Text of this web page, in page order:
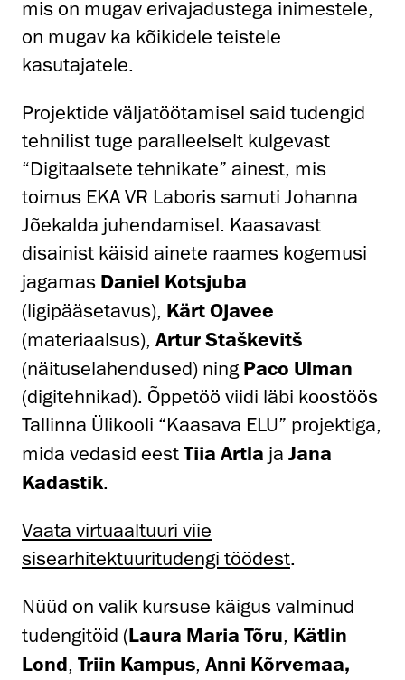
mis on mugav erivajadustega inimestele,
on mugav ka kõikidele teistele
kasutajatele.
Projektide väljatöötamisel said tudengid
tehnilist tuge paralleelselt kulgevast
“Digitaalsete tehnikate” ainest, mis
toimus EKA VR Laboris samuti Johanna
Jõekalda juhendamisel. Kaasavast
disainist käisid ainete raames kogemusi
jagamas Daniel Kotsjuba
(ligipääsetavus), Kärt Ojavee
(materiaalsus), Artur Staškevitš
(näituselahendused) ning Paco Ulman
(digitehnikad). Õppetöö viidi läbi koostöös
Tallinna Ülikooli “Kaasava ELU” projektiga,
mida vedasid eest Tiia Artla ja Jana
Kadastik.
Vaata virtuaaltuuri viie
sisearhitektuuritudengi töödest.
Nüüd on valik kursuse käigus valminud
tudengitöid (Laura Maria Tõru, Kätlin
Lond, Triin Kampus, Anni Kõrvemaa,